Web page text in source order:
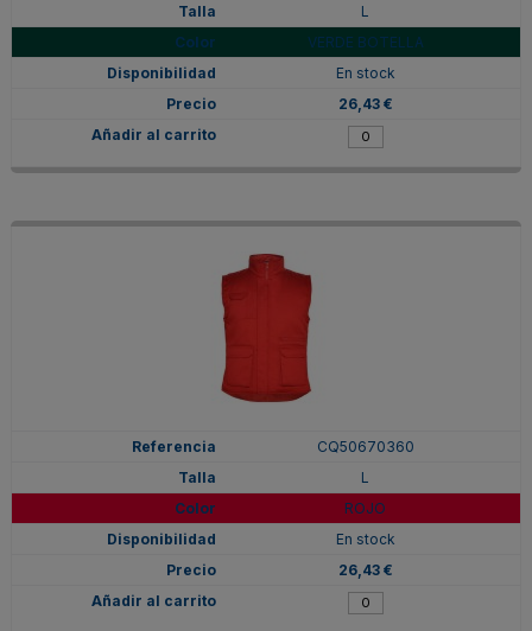
L
VERDE BOTELLA
En stock
26,43 €
CQ50670360
L
ROJO
En stock
26,43 €